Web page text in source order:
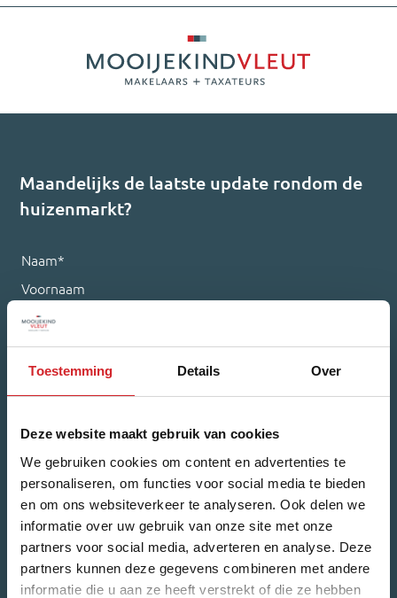
Toestemming Details Over
Deze website maakt gebruik van cookies
We gebruiken cookies om content en advertenties te
personaliseren, om functies voor social media te bieden
en om ons websiteverkeer te analyseren. Ook delen we
informatie over uw gebruik van onze site met onze
partners voor social media, adverteren en analyse. Deze
partners kunnen deze gegevens combineren met andere
informatie die u aan ze heeft verstrekt of die ze hebben
Maandelijks de laatste update rondom de
huizenmarkt?
Naam*
Voornaam
Achternaam
E-mailadres*
Welk nieuws ontvang je graag?
Woonnieuws
Nieuwbouw-updates